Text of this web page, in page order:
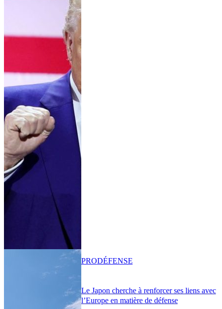
Le Japon cherche à renforcer ses liens avec
l’Europe en matière de défense
PRODÉFENSE